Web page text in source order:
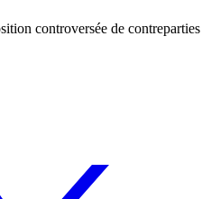
controversée de contreparties